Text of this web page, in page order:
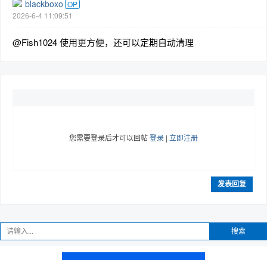
blackboxo OP
2026-6-4 11:09:51
@Fish1024 使用更方便，还可以定期自动清理
您需要登录后才可以回帖登录 | 立即注册
发表回复
搜索